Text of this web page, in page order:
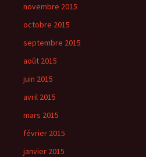
novembre 2015
octobre 2015
septembre 2015
août 2015
juin 2015
avril 2015
mars 2015
février 2015
janvier 2015